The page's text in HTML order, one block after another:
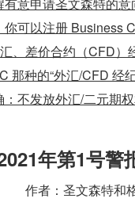
可以注册 Business
、差价合约（CFD
那种的“外汇/CFD
不发放外汇/二元期
年第1号警
作者：圣文森特和